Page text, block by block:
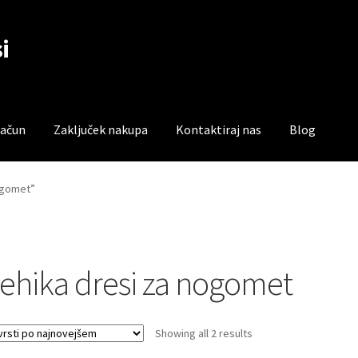
Zaključek nakupa Kontaktiraj nas Blog
Trgovina
dresi za nogomet
Showing all 2 resultsSorted